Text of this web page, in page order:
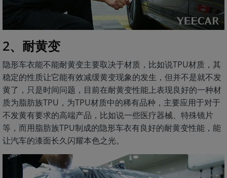
2、耐黄变
隐形车衣能不能耐黄变主要取决于材质，比如说TPU材质，其
稳定的性质让它能有效减缓黄变现象的发生，但并不是就不发
黄了，只是时间问题，目前在耐黄变性能上表现良好的一种材
质为脂肪族TPU，为TPU材质中的稀有品种，主要应用于对于
不发黄有要求的高端产品，比如说一些医疗器械、特殊镜片
等，而用脂肪族TPU制成的隐形车衣有良好的耐黄变性能，能
让汽车的漆面长久闪耀本色之光。